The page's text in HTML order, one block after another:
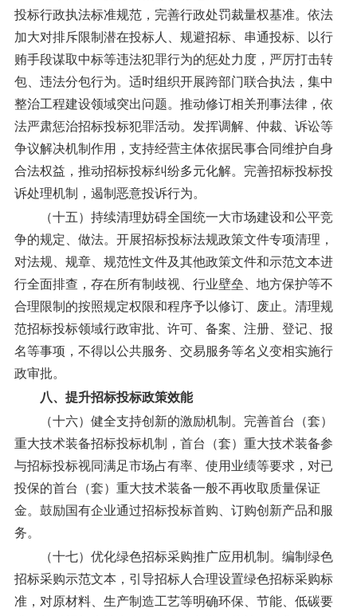
投标行政执法标准规范，完善行政处罚裁量权基准。依法
加大对排斥限制潜在投标人、规避招标、串通投标、以行
贿手段谋取中标等违法犯罪行为的惩处力度，严厉打击转
包、违法分包行为。适时组织开展跨部门联合执法，集中
整治工程建设领域突出问题。推动修订相关刑事法律，依
法严肃惩治招标投标犯罪活动。发挥调解、仲裁、诉讼等
争议解决机制作用，支持经营主体依据民事合同维护自身
合法权益，推动招标投标纠纷多元化解。完善招标投标投
诉处理机制，遏制恶意投诉行为。
（十五）持续清理妨碍全国统一大市场建设和公平竞
争的规定、做法。 开展招标投标法规政策文件专项清理，
对法规、规章、规范性文件及其他政策文件和示范文本进
行全面排查，存在所有制歧视、行业壁垒、地方保护等不
合理限制的按照规定权限和程序予以修订、废止。清理规
范招标投标领域行政审批、许可、备案、注册、登记、报
名等事项，不得以公共服务、交易服务等名义变相实施行
政审批。
八、提升招标投标政策效能
（十六）健全支持创新的激励机制。 完善首台（套）
重大技术装备招标投标机制，首台（套）重大技术装备参
与招标投标视同满足市场占有率、使用业绩等要求，对已
投保的首台（套）重大技术装备一般不再收取质量保证
金。鼓励国有企业通过招标投标首购、订购创新产品和服
务。
（十七）优化绿色招标采购推广应用机制。 编制绿色
招标采购示范文本，引导招标人合理设置绿色招标采购标
准，对原材料、生产制造工艺等明确环保、节能、低碳要